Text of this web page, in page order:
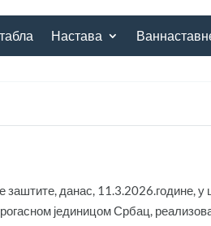
Настава
данас, 11.3.2026.године,
јединицом Србац,